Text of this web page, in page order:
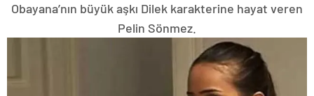
Obayana’nın büyük aşkı Dilek karakterine hayat veren
Pelin Sönmez.